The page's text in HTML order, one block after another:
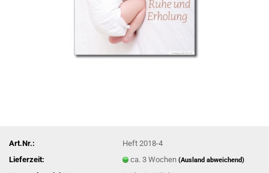
Art.Nr.:
Heft 2018-4
Lieferzeit:
ca. 3 Wochen(Ausland abweichend)